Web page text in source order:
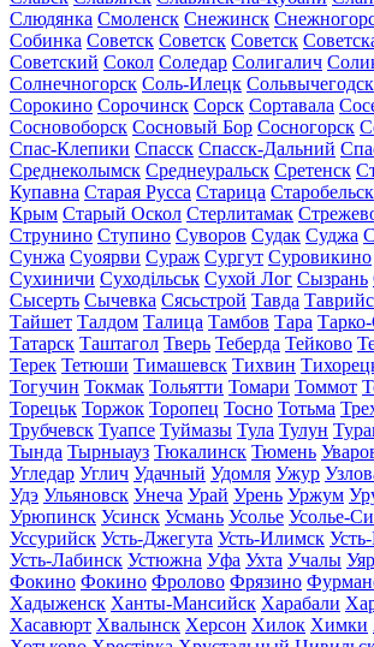
Слюдянка Смоленск Снежинск
Собинка Советск Советск Советск
Советский Сокол Соледар Солигалич
Солнечногорск Соль-Илецк Сольвычегодск
Сорокино Сорочинск Сорск Сортавала
Сосновоборск Сосновый Бор Сосногорск
Спас-Клепики Спасск Спасск-Дальний
Среднеколымск Среднеуральск Сретенск
Купавна Старая Русса Старица Старобельск
Крым Старый Оскол Стерлитамак
Струнино Ступино Суворов Судак Суджа
Сунжа Суоярви Сураж Сургут Суровикино
Сухиничи Суходільськ Сухой Лог Сызрань
Сысерть Сычевка Сясьстрой Тавда
Тайшет Талдом Талица Тамбов Тара
Татарск Таштагол Тверь Теберда Тейково
Терек Тетюши Тимашевск Тихвин
Тогучин Токмак Тольятти Томари Томмот
Торецьк Торжок Торопец Тосно Тотьма
Трубчевск Туапсе Туймазы Тула Тулун
Тында Тырныауз Тюкалинск Тюмень
Угледар Углич Удачный Удомля Ужур
Удэ Ульяновск Унеча Урай Урень Уржум
Урюпинск Усинск Усмань Усолье Усолье-
Уссурийск Усть-Джегута Усть-Илимск
Усть-Лабинск Устюжна Уфа Ухта Учалы Уяр
Фокино Фокино Фролово Фрязино
Хадыженск Ханты-Мансийск Харабали
Хасавюрт Хвалынск Херсон Хилок Химки